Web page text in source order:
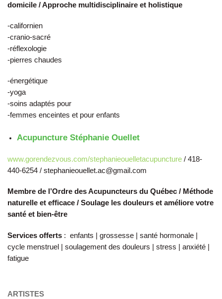
domicile /Approche multidisciplinaire et holistique
-californien
-cranio-sacré
-réflexologie
-pierres chaudes
-énergétique
-yoga
-soins adaptés pour
-femmes enceintes et pour enfants
Acupuncture Stéphanie Ouellet
www.gorendezvous.com/stephanieouelletacupuncture / 418-
440-6254 / stephanieouellet.ac@gmail.com
Membre de l’Ordre des Acupuncteurs du Québec / Méthode
naturelle et efficace / Soulage les douleurs et améliore votre
santé et bien-être
Services offerts : enfants | grossesse | santé hormonale |
cycle menstruel | soulagement des douleurs | stress | anxiété |
fatigue
ARTISTES